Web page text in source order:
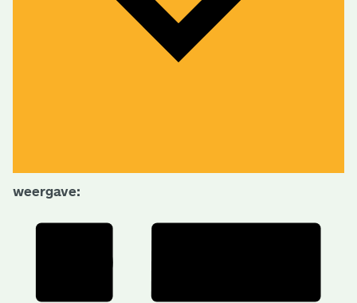
weergave: